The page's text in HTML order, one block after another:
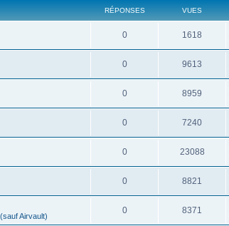
RÉPONSES VUES
0 1618
0 9613
0 8959
0 7240
0 23088
0 8821
Airvault)
0 8371